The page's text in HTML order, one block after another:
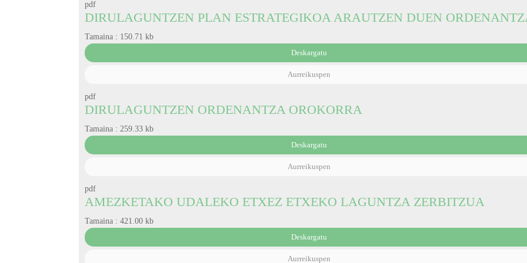
pdf
DIRULAGUNTZEN PLAN ESTRATEGIKOA ARAUTZEN DUEN
Tamaina : 150.71 kb
Deskargatu
Aurreikuspen
pdf
DIRULAGUNTZEN ORDENANTZA OROKORRA
Tamaina : 259.33 kb
Deskargatu
Aurreikuspen
pdf
AMEZKETAKO UDALEKO ETXEZ ETXEKO LAGUNTZA ZERBITZUA
Tamaina : 421.00 kb
Deskargatu
Aurreikuspen